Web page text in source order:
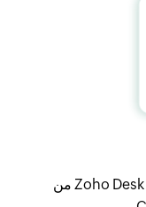
حسّن قدرات الذكاء الاصطناعي في Zoho Desk من